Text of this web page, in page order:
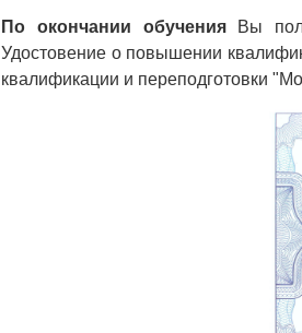
По окончании обучения Вы
Удостовение о повышении
квалификации и переподготовки